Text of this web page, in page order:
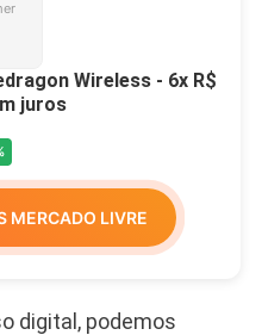
Wireless - 6x R$
juros
MERCADO LIVRE
digital, podemos